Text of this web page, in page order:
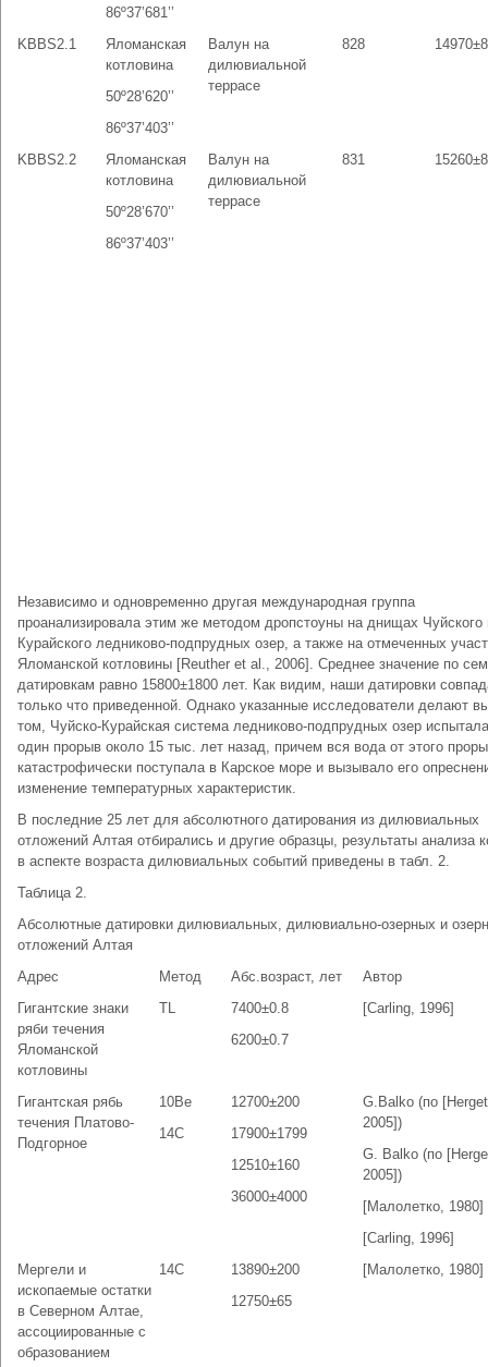
86º37’681’’
KBBS2.1
Яломанская
котловина
50º28’620’’
86º37’403’’
Валун на
дилювиальной
террасе
828
KBBS2.2
Яломанская
котловина
50º28’670’’
86º37’403’’
Валун на
дилювиальной
террасе
831
Независимо и одновременно другая международная группа
проанализировала этим же методом дропстоуны на днищах Чуйского
Курайского ледниково-подпрудных озер, а также на отмеченных
Яломанской котловины [Reuther et al., 2006]. Среднее значение по
датировкам равно 15800±1800 лет. Как видим, наши датировки
только что приведенной. Однако указанные исследователи делают
том, Чуйско-Курайcкая система ледниково-подпрудных озер
один прорыв около 15 тыс. лет назад, причем вся вода от этого
катастрофически поступала в Карское море и вызывало его
изменение температурных характеристик.
В последние 25 лет для абсолютного датирования из дилювиальных
отложений Алтая отбирались и другие образцы, результаты анализа
в аспекте возраста дилювиальных событий приведены в табл. 2.
Таблица 2.
Абсолютные датировки дилювиальных, дилювиально-озерных и
отложений Алтая
Адрес
Метод Абс.возраст, лет
Автор
Гигантские знаки
ряби течения
Яломанской
котловины
TL
7400±0.8
6200±0.7
[Carling, 1996]
Гигантская рябь
течения Платово-
Подгорное
10Be
14C
12700±200
17900±1799
12510±160
36000±4000
G.Balko (по
2005])
G. Balko (по
2005])
[Малолетко, 1980]
[Carling, 1996]
Мергели и
ископаемые остатки
в Северном Алтае,
ассоциированные с
образованием
14C
13890±200
12750±65
[Малолетко, 1980]